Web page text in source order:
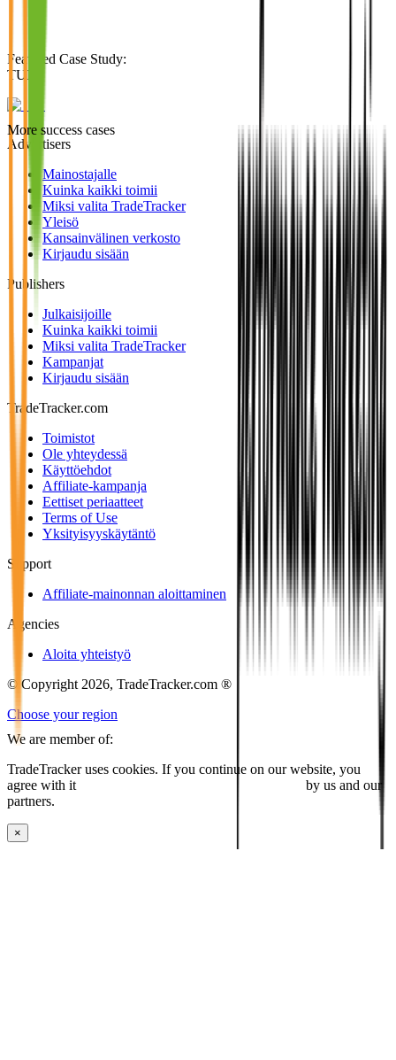
Featured Case Study:
TUI
More success cases
Advertisers
Mainostajalle
Kuinka kaikki toimii
Miksi valita TradeTracker
Yleisö
Kansainvälinen verkosto
Kirjaudu sisään
Publishers
Julkaisijoille
Kuinka kaikki toimii
Miksi valita TradeTracker
Kampanjat
Kirjaudu sisään
TradeTracker.com
Toimistot
Ole yhteydessä
Käyttöehdot
Affiliate-kampanja
Eettiset periaatteet
Terms of Use
Yksityisyyskäytäntö
Support
Affiliate-mainonnan aloittaminen
Agencies
Aloita yhteistyö
© Copyright 2026, TradeTracker.com ®
Choose your region
We are member of:
TradeTracker uses cookies. If you continue on our website, you
agree with it
by us and our
partners.
×